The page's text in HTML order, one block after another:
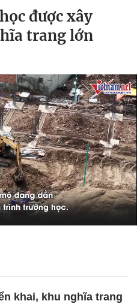
được xây
trang lớn
khai, khu nghĩa trang